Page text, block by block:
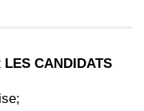
CANDIDATS